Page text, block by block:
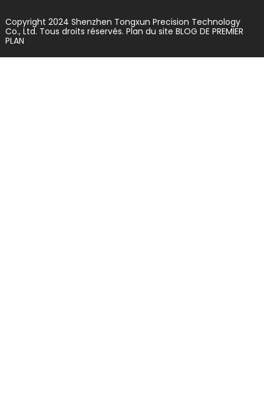
Copyright 2024 Shenzhen Tongxun Precision Technology
Co., Ltd. Tous droits réservés. Plan du site BLOG DE PREMIER
PLAN